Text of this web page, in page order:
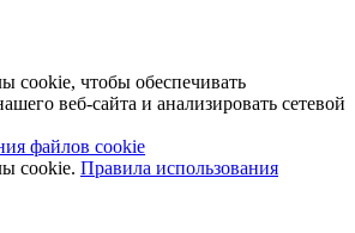
cookie, чтобы обеспечивать
веб-сайта и анализировать сетевой
файлов cookie
cookie. Правила использования